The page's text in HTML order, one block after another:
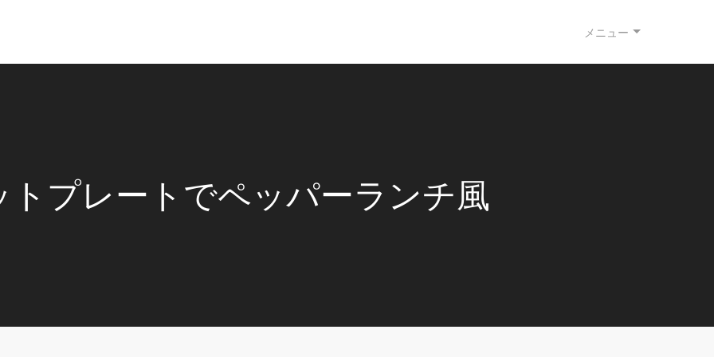
メニュー
トプレートでペッパーランチ風